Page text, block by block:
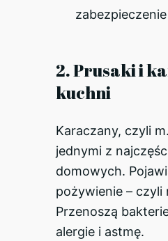
2. Prusaki i
kuchni
Karaczany, czyli
jednymi z
domowych.
pożywienie – czyli
Przenoszą
alergie i astmę.